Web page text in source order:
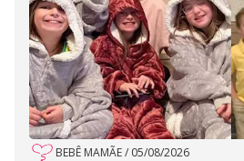
BEBÊ MAMÃE/ 05/08/2026